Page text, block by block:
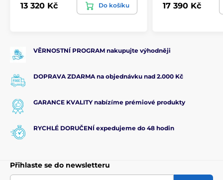
13 320 Kč Do košíku 17 390 Kč
VĚRNOSTNÍ PROGRAM nakupujte výhodněji
DOPRAVA ZDARMA na objednávku nad 2.000 Kč
GARANCE KVALITY nabízíme prémiové produkty
RYCHLÉ DORUČENÍ expedujeme do 48 hodin
Přihlaste se do newsletteru